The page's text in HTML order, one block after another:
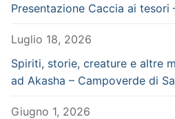
Presentazione Caccia ai tesori
Luglio 18, 2026
Spiriti, storie, creature e altre
ad Akasha – Campoverde di
Giugno 1, 2026